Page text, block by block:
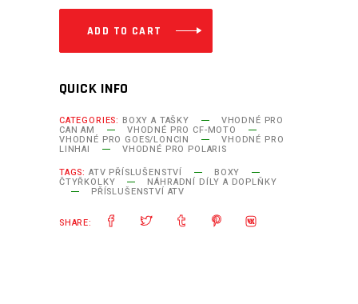
X
X
quantity
ADD TO CART
QUICK INFO
CATEGORIES: BOXY A TAŠKY VHODNÉ PRO
CAN AM VHODNÉ PRO CF-MOTO
VHODNÉ PRO GOES/LONCIN VHODNÉ PRO
LINHAI
VHODNÉ PRO POLARIS
TAGS: ATV PŘÍSLUŠENSTVÍ BOXY
ČTYŘKOLKY NÁHRADNÍ DÍLY A DOPLŇKY
PŘÍSLUŠENSTVÍ ATV
SHARE: